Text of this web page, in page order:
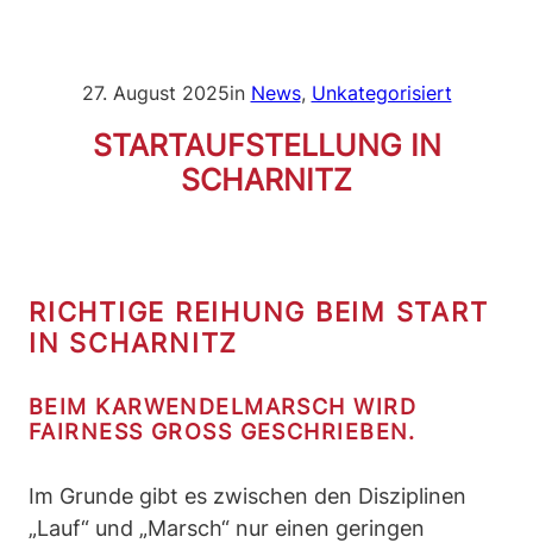
27. August 2025in News, Unkategorisiert
STARTAUFSTELLUNG IN
SCHARNITZ
RICHTIGE REIHUNG BEIM START
IN SCHARNITZ
BEIM KARWENDELMARSCH WIRD
FAIRNESS GROSS GESCHRIEBEN.
Im Grunde gibt es zwischen den Disziplinen
„Lauf“ und „Marsch“ nur einen geringen